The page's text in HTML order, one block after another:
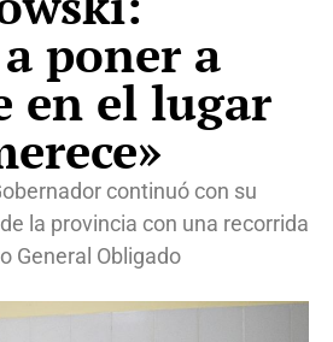
poner a
en el lugar
continuó con su
la provincia con una recorrida
General Obligado